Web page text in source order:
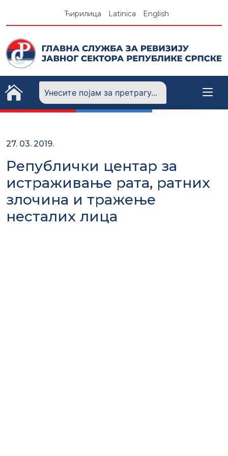
Ћирилица Latinica English
27. 03. 2019.
Републички центар за
истраживање рата, ратних
злочина и тражење
несталих лица